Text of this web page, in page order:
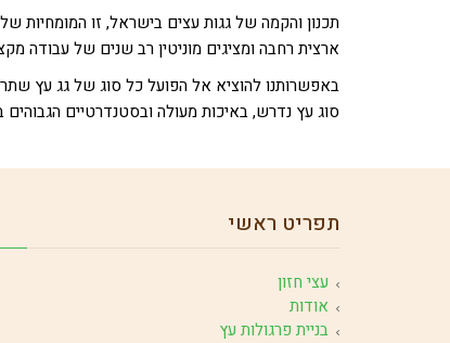
ארצית רחבה ומציגים מוניטין רב שנים של עבודה
באפשרותנו להוציא אל הפועל כל סוג של גג עץ
סוג עץ נדרש, באיכות מעולה ובסטנדרטיים הגבוהים
תפריט ראשי
עצי חזון
אודות
בניית פרגולות עץ